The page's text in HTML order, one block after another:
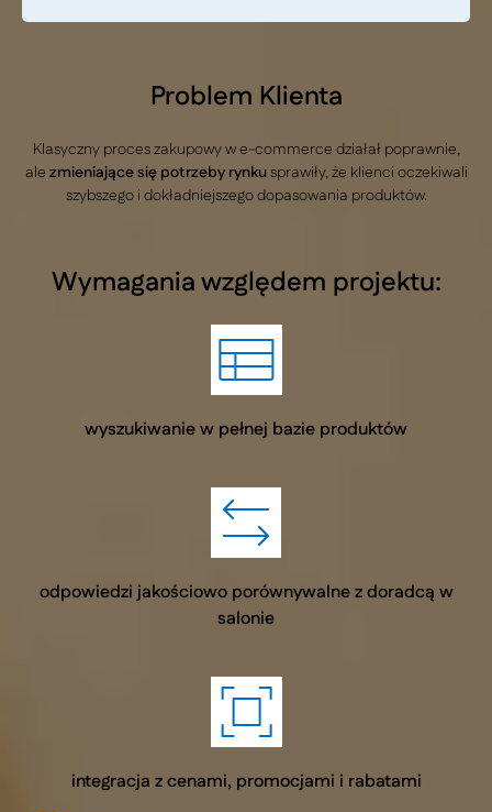
Problem Klienta
Klasyczny proces zakupowy w e-commerce działał poprawnie,
ale zmieniające się potrzeby rynkusprawiły, że klienci oczekiwali
szybszego i dokładniejszego dopasowania produktów.
Wymagania względem projektu:
wyszukiwanie w pełnej bazie produktów
odpowiedzi jakościowo porównywalne z doradcą w
salonie
integracja z cenami, promocjami i rabatami